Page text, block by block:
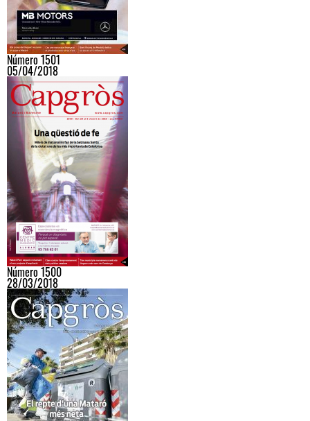
Número 1501
05/04/2018
Número 1500
28/03/2018